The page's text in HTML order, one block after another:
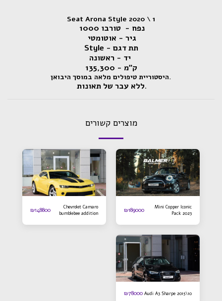
Seat Arona Style 2020 \ 1
נפח - טורבו 1000
גיר - אוטומטי
תת דגם - Style
יד - ראשונה
ק״מ - 135,300
.היסטוריית טיפולים מלאה במוסך היבואן
.ללא עבר של תאונות
מוצרים קשורים
Mini Copper Iconic
Pack 2023
₪189000
Chevrolet Camaro
bumblebee addition
₪148800
Audi A3 Sharpe 2015\10
₪78000